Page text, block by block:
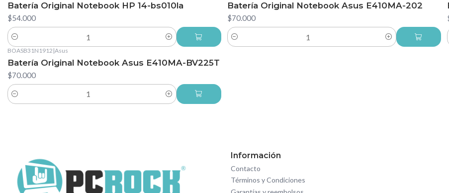
Batería Original Notebook HP 14-bs010la
$54.000
Cantidad
Batería Original Notebook Asus E410MA-202
$70.000
Cantidad
BOASB31N1912 |Asus
Batería Original Notebook Asus E410MA-BV225T
$70.000
Cantidad
Información
Contacto
Términos y Condiciones